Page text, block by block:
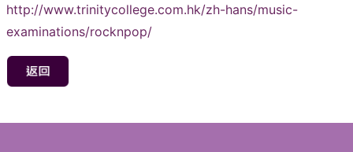
http://www.trinitycollege.com.hk/zh-hans/music-
examinations/rocknpop/